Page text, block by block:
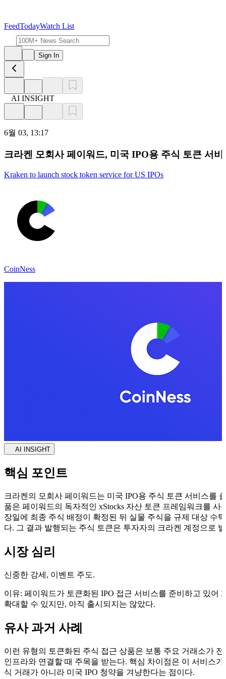
FeedTodayWatch List
Sign In
AI INSIGHT
6월 03, 13:17
크라켄 모회사 페이워드, 미국 IPO용 주식 토큰 서비
Kraken to launch stock token service for US IPOs
CoinNess
AI INSIGHT
핵심 포인트
크라켄의 모회사 페이워드는 미국 IPO용 주식 토큰 서비스를
품은 페이워드의 독자적인 xStocks 자산 토큰 프레임워크를 사
장일에 최종 주식 배정이 확정된 뒤 실물 주식을 규제 대상 수
다. 그 결과 발행되는 주식 토큰은 투자자의 크라켄 계정으로
시장 심리
신중한 강세, 이벤트 주도.
이유: 페이워드가 토큰화된 IPO 접근 서비스를 준비하고 있어
확대할 수 있지만, 아직 출시되지는 않았다.
유사 과거 사례
이런 유형의 토큰화된 주식 접근 상품은 보통 주요 거래소가
인프라와 연결할 때 주목을 받는다. 핵심 차이점은 이 서비스
식 거래가 아니라 미국 IPO 청약을 겨냥한다는 점이다.